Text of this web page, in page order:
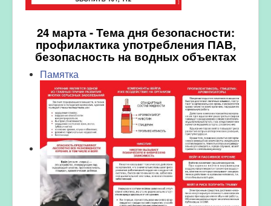
24 марта - Тема дня безопасности:
профилактика употребления ПАВ,
безопасность на водных объектах
Памятка